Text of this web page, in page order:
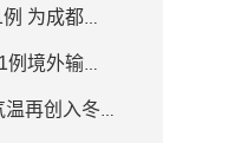
四川新增确诊病例1例 为成都入境人员隔离场所工作人员
北京12月16日新增1例境外输入确诊病例
-7.5℃！今早北京气温再创入冬新低 白天最高气温-1℃